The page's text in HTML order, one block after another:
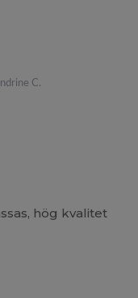
C.
hög kvalitet